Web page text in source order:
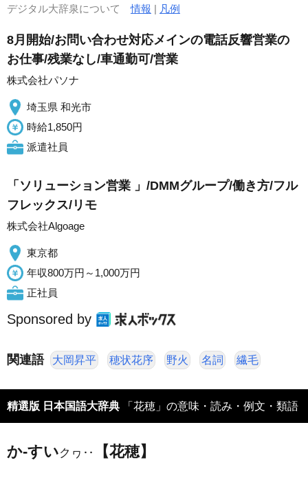
デジタル大辞泉について情報 | 凡例
8月開始/お問い合わせ対応メインの電話反響営業の
お仕事/残業なし/車通勤可/営業
株式会社パソナ
埼玉県 和光市
時給1,850円
派遣社員
「ソリューション営業 」/DMMグループ/働き方/フル
フレックス/リモ
株式会社Algoage
東京都
年収800万円～1,000万円
正社員
Sponsored by
関連語 大岡昇平 穂状花序 野火 名詞 繊毛
精選版 日本国語大辞典 「花穂」の意味・読み・例文・類語
か‐すいクヮ‥ 【花穂】